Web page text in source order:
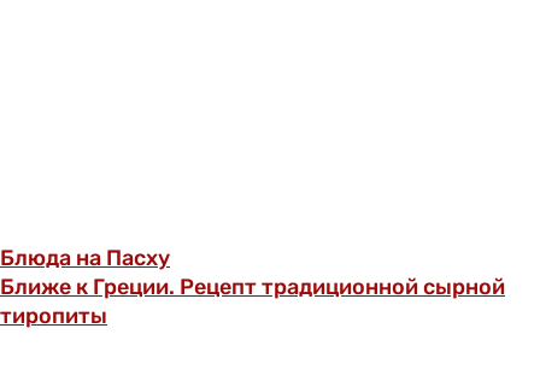
Блюда на Пасху
Ближе к Греции. Рецепт традиционной сырной
тиропиты